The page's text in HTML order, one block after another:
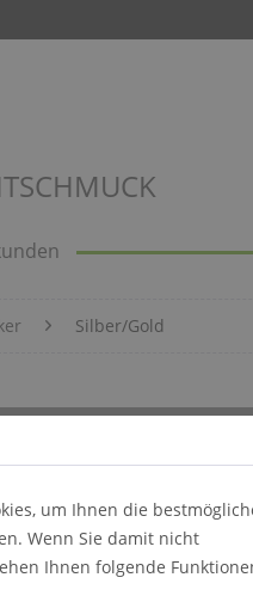
Silber/Gold
um Ihnen die
Wenn Sie damit nicht
Ihnen folgende